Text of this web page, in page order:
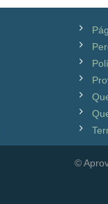
©